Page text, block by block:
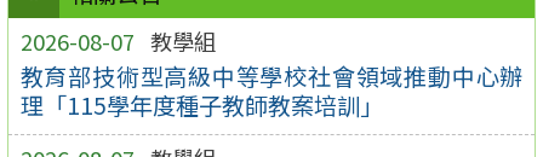
2026-08-07 教學組
教育部技術型高級中等學校社會領域推動中心辦
理「115學年度種子教師教案培訓」